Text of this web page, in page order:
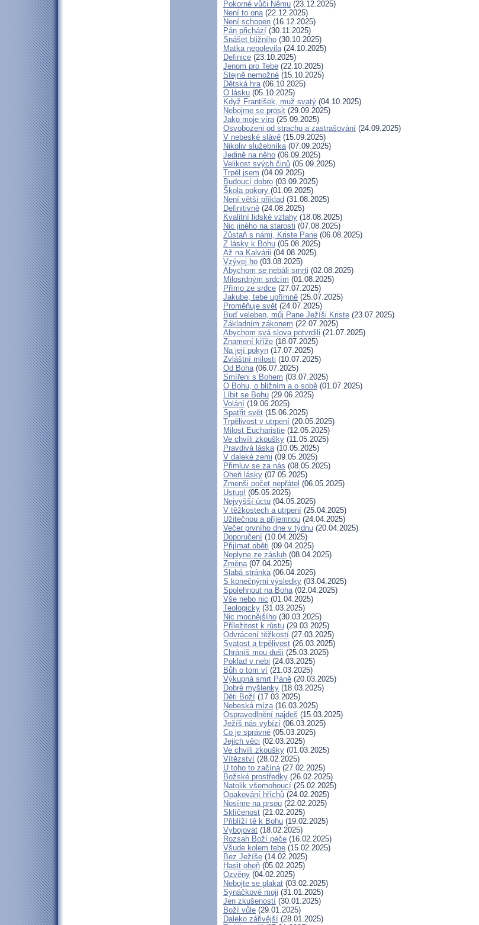
Pokorné vůči Němu (23.12.2025)
Není to ona(22.12.2025)
Není schopen (16.12.2025)
Pán přichází (30.11.2025)
Snášet bližního (30.10.2025)
Matka nepolevila(24.10.2025)
Definice (23.10.2025)
Jenom pro Tebe (22.10.2025)
Stejně nemožné (15.10.2025)
Dětská hra(06.10.2025)
O lásku (05.10.2025)
Když František, muž svatý (04.10.2025)
Nebojme se prosit (29.09.2025)
Jako moje víra(25.09.2025)
Osvobozeni od strachu a zastrašování (24.09.2025)
V nebeské slávě (15.09.2025)
Nikoliv služebníka(07.09.2025)
Jedině na něho (06.09.2025)
Velikost svých činů (05.09.2025)
Trpěl jsem (04.09.2025)
Budoucí dobro (03.09.2025)
Škola pokory (01.09.2025)
Není větší příklad (31.08.2025)
Definitivně (24.08.2025)
Kvalitní lidské vztahy (18.08.2025)
Nic jiného na starosti (07.08.2025)
Zůstaň s námi, Kriste Pane (06.08.2025)
Z lásky k Bohu (05.08.2025)
Až na Kalvárii (04.08.2025)
Vzývej ho (03.08.2025)
Abychom se nebáli smrti (02.08.2025)
Milosrdným srdcím (01.08.2025)
Přímo ze srdce (27.07.2025)
Jakube, tebe upřímně (25.07.2025)
Proměňuje svět (24.07.2025)
Buď veleben, můj Pane Ježíši Kriste (23.07.2025)
Základním zákonem (22.07.2025)
Abychom svá slova potvrdili (21.07.2025)
Znamení kříže (18.07.2025)
Na její pokyn (17.07.2025)
Zvláštní milosti (10.07.2025)
Od Boha(06.07.2025)
Smířeni s Bohem (03.07.2025)
O Bohu, o bližním a o sobě (01.07.2025)
Líbit se Bohu (29.06.2025)
Volání (19.06.2025)
Spatřit svět (15.06.2025)
Trpělivost v utrpení (20.05.2025)
Milost Eucharistie (12.05.2025)
Ve chvíli zkoušky (11.05.2025)
Pravdivá láska(10.05.2025)
V daleké zemi (09.05.2025)
Přimluv se za nás (08.05.2025)
Oheň lásky (07.05.2025)
Zmenši počet nepřátel (06.05.2025)
Ustup! (05.05.2025)
Nejvyšší úctu (04.05.2025)
V těžkostech a utrpení (25.04.2025)
Užitečnou a příjemnou (24.04.2025)
Večer prvního dne v týdnu (20.04.2025)
Doporučení (10.04.2025)
Přijímat oběti (09.04.2025)
Neplyne ze zásluh (08.04.2025)
Změna(07.04.2025)
Slabá stránka(06.04.2025)
S konečnými výsledky (03.04.2025)
Spolehnout na Boha(02.04.2025)
Vše nebo nic (01.04.2025)
Teologicky (31.03.2025)
Nic mocnějšího (30.03.2025)
Příležitost k růstu (29.03.2025)
Odvrácení těžkostí (27.03.2025)
Svatost a trpělivost (26.03.2025)
Chráníš mou duši (25.03.2025)
Poklad v nebi (24.03.2025)
Bůh o tom ví (21.03.2025)
Výkupná smrt Páně (20.03.2025)
Dobré myšlenky (18.03.2025)
Děti Boží (17.03.2025)
Nebeská míza(16.03.2025)
Ospravedlnění najdeš (15.03.2025)
Ježíš nás vybízí (06.03.2025)
Co je správné (05.03.2025)
Jejich věci (02.03.2025)
Ve chvíli zkoušky (01.03.2025)
Vítězství (28.02.2025)
U toho to začíná(27.02.2025)
Božské prostředky (26.02.2025)
Natolik všemohoucí (25.02.2025)
Opakování hříchů (24.02.2025)
Nosíme na prsou (22.02.2025)
Sklíčenost (21.02.2025)
Přiblíží tě k Bohu (19.02.2025)
Vybojovat (18.02.2025)
Rozsah Boží péče (16.02.2025)
Všude kolem tebe (15.02.2025)
Bez Ježíše (14.02.2025)
Hasit oheň (05.02.2025)
Ozvěny (04.02.2025)
Nebojte se plakat (03.02.2025)
Synáčkové moji (31.01.2025)
Jen zkušeností (30.01.2025)
Boží vůle (29.01.2025)
Daleko zářivější (28.01.2025)